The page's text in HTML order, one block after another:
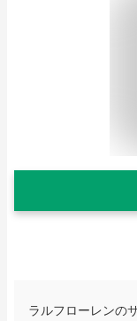
ラルフローレンの